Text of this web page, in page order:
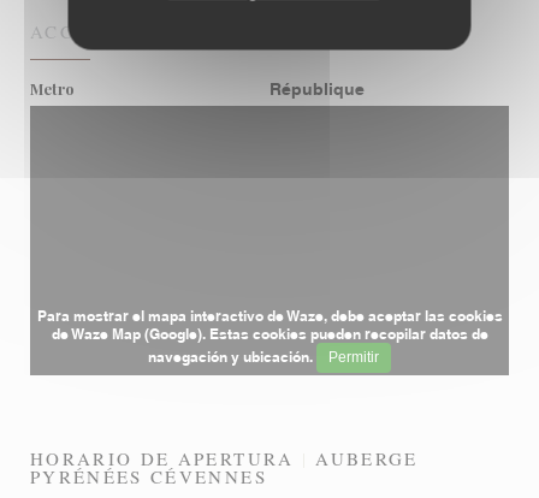
ACCESO
Metro République
Para mostrar el mapa interactivo de Waze, debe aceptar las cookies
de Waze Map (Google). Estas cookies pueden recopilar datos de
navegación y ubicación.
Permitir
HORARIO DE APERTURA AUBERGE
PYRÉNÉES CÉVENNES